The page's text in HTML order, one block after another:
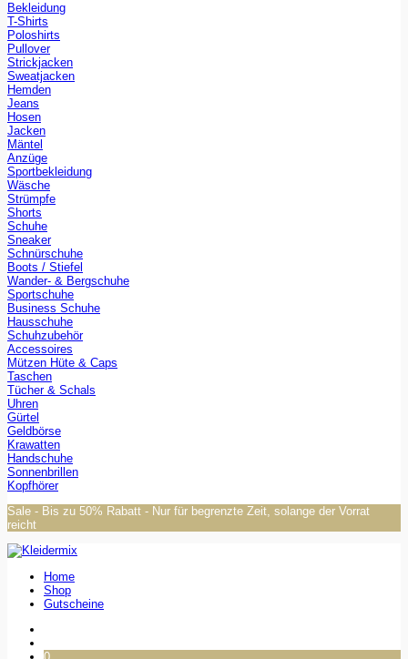
Bekleidung
T-Shirts
Poloshirts
Pullover
Strickjacken
Sweatjacken
Hemden
Jeans
Hosen
Jacken
Mäntel
Anzüge
Sportbekleidung
Wäsche
Strümpfe
Shorts
Schuhe
Sneaker
Schnürschuhe
Boots / Stiefel
Wander- & Bergschuhe
Sportschuhe
Business Schuhe
Hausschuhe
Schuhzubehör
Accessoires
Mützen Hüte & Caps
Taschen
Tücher & Schals
Uhren
Gürtel
Geldbörse
Krawatten
Handschuhe
Sonnenbrillen
Kopfhörer
Sale - Bis zu 50% Rabatt - Nur für begrenzte Zeit, solange der Vorrat
reicht
Home
Shop
Gutscheine